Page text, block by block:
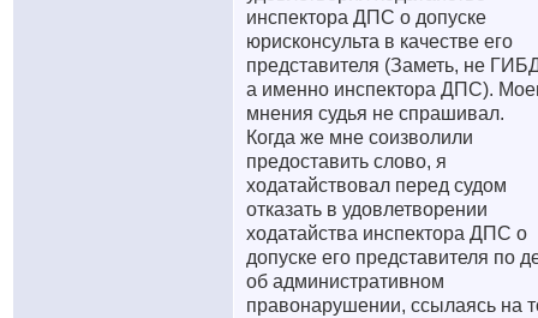
инспектора ДПС о допуске
юрисконсульта в качестве его
представителя (Заметь, не
а именно инспектора ДПС).
мнения судья не спрашивал.
Когда же мне соизволили
предоставить слово, я
ходатайствовал перед судом
отказать в удовлетворении
ходатайства инспектора ДПС о
допуске его представителя по
об административном
правонарушении, ссылаясь на